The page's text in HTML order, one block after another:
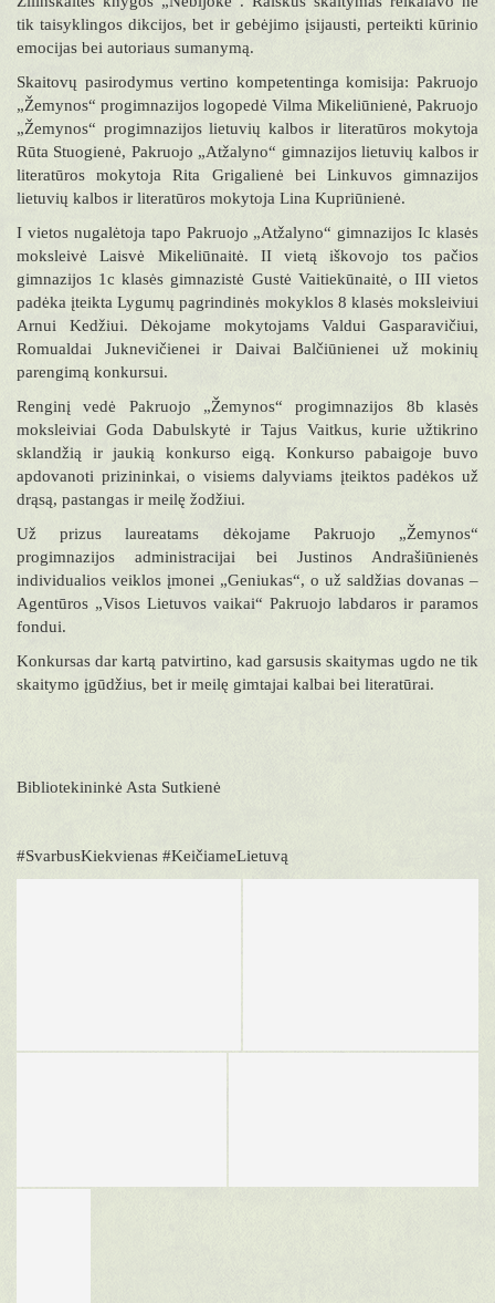
tik taisyklingos dikcijos, bet ir gebėjimo įsijausti, perteikti kūrinio
emocijas bei autoriaus sumanymą.
Skaitovų pasirodymus vertino kompetentinga komisija: Pakruojo
„Žemynos“ progimnazijos logopedė Vilma Mikeliūnienė, Pakruojo
„Žemynos“ progimnazijos lietuvių kalbos ir literatūros mokytoja
Rūta Stuogienė, Pakruojo „Atžalyno“ gimnazijos lietuvių kalbos ir
literatūros mokytoja Rita Grigalienė bei Linkuvos gimnazijos
lietuvių kalbos ir literatūros mokytoja Lina Kupriūnienė.
I vietos nugalėtoja tapo Pakruojo „Atžalyno“ gimnazijos Ic klasės
moksleivė Laisvė Mikeliūnaitė. II vietą iškovojo tos pačios
gimnazijos 1c klasės gimnazistė Gustė Vaitiekūnaitė, o III vietos
padėka įteikta Lygumų pagrindinės mokyklos 8 klasės moksleiviui
Arnui Kedžiui. Dėkojame mokytojams Valdui Gasparavičiui,
Romualdai Juknevičienei ir Daivai Balčiūnienei už mokinių
parengimą konkursui.
Renginį vedė Pakruojo „Žemynos“ progimnazijos 8b klasės
moksleiviai Goda Dabulskytė ir Tajus Vaitkus, kurie užtikrino
sklandžią ir jaukią konkurso eigą. Konkurso pabaigoje buvo
apdovanoti prizininkai, o visiems dalyviams įteiktos padėkos už
drąsą, pastangas ir meilę žodžiui.
Už prizus laureatams dėkojame Pakruojo „Žemynos“
progimnazijos administracijai bei Justinos Andrašiūnienės
individualios veiklos įmonei „Geniukas“, o už saldžias dovanas –
Agentūros „Visos Lietuvos vaikai“ Pakruojo labdaros ir paramos
fondui.
Konkursas dar kartą patvirtino, kad garsusis skaitymas ugdo ne tik
skaitymo įgūdžius, bet ir meilę gimtajai kalbai bei literatūrai.
Bibliotekininkė Asta Sutkienė
#SvarbusKiekvienas #KeičiameLietuvą